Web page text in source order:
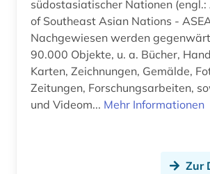
südostasiatischer Nationen
of Southeast Asian Nations -
Nachgewiesen werden
90.000 Objekte, u. a. Bücher,
Karten, Zeichnungen, Gemälde,
Zeitungen, Forschungsarbeiten,
und Videom... Mehr Informationen
Zur